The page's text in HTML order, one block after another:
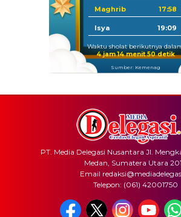
Maghrib 17:58
Isya 19:09
Waktu sholat berikutnya
4 jam 14 menit 50 detik
Sumber: Kemenag
PT. Media Delegasi Nusantara Jl.
Medan, Sumatera Utara
Email
Telepon: (061) 42001750